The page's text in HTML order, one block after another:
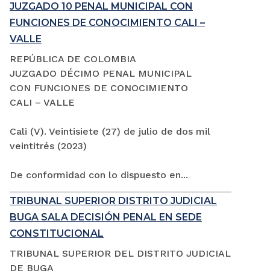
JUZGADO 10 PENAL MUNICIPAL CON
FUNCIONES DE CONOCIMIENTO CALI –
VALLE
REPÚBLICA DE COLOMBIA
JUZGADO DÉCIMO PENAL MUNICIPAL
CON FUNCIONES DE CONOCIMIENTO
CALI – VALLE
Cali (V). Veintisiete (27) de julio de dos mil
veintitrés (2023)
De conformidad con lo dispuesto en...
TRIBUNAL SUPERIOR DISTRITO JUDICIAL
BUGA SALA DECISIÓN PENAL EN SEDE
CONSTITUCIONAL
TRIBUNAL SUPERIOR DEL DISTRITO JUDICIAL
DE BUGA